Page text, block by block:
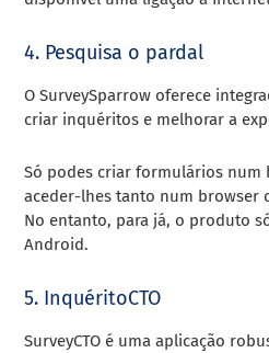
4. Pesquisa o pardal
O SurveySparrow oferece
criar inquéritos e melhorar a
Só podes criar formulários num
aceder-lhes tanto num browser
No entanto, para já, o produto
Android.
5. InquéritoCTO
SurveyCTO é uma aplicação